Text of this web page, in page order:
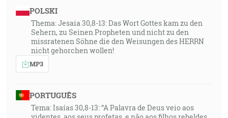
POLSKI
Thema: Jesaia 30,8-13: Das Wort Gottes kam zu den
Sehern, zu Seinen Propheten und nicht zu den
missratenen Söhne die den Weisungen des HERRN
nicht gehorchen wollen!
MP3
PORTUGUÊS
Tema: Isaías 30,8-13: “A Palavra de Deus veio aos